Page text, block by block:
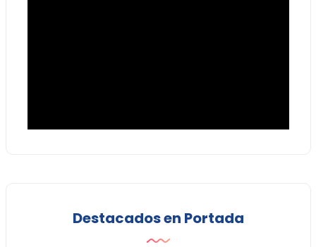
Destacados en Portada